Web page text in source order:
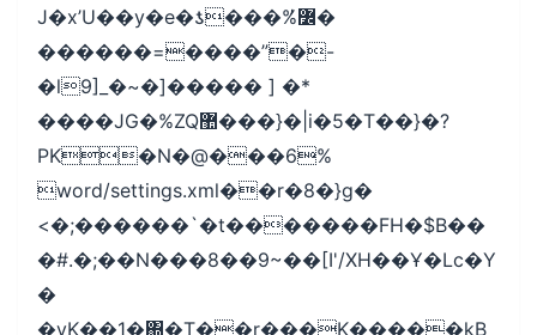
J�x’U��y�e�ƾ���%̓߼�
������=����”�-
�l9]_�~�]����� ] �*
����JG�%ZQ޺���}�|i�5�T��}�?
PK�N�@���6%
word/settings.xml��r�8�}g�
<�;������`�t�������FH�$B��
�#.�;��N���8��9~��[I'/XH��Ұ�Lc�Y
�
�vK��1�΍�T��r���K�����kB